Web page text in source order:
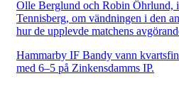
Hammarby IF Bandy vann
med 6–5 på Zinkensdamms IP.